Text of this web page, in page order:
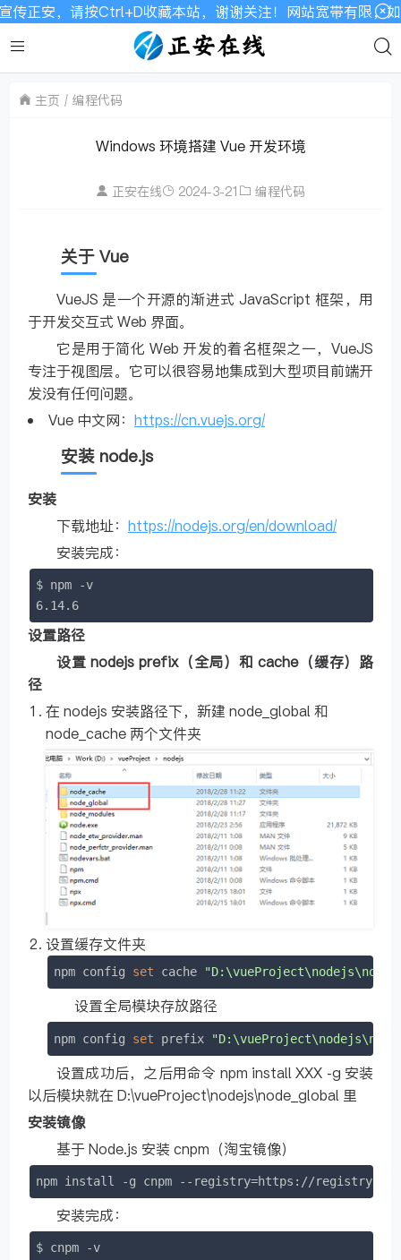
请按Ctrl+D收藏本站，谢谢关注！网站宽带有限，如显示
主页 编程代码
Windows 环境搭建 Vue 开发环境
正安在线 2024-3-21 编程代码
关于 Vue
VueJS 是一个开源的渐进式 JavaScript 框架，用
于开发交互式 Web 界面。
它是用于简化 Web 开发的着名框架之一，VueJS
专注于视图层。它可以很容易地集成到大型项目前端开
发没有任何问题。
Vue 中文网： https://cn.vuejs.org/
安装 node.js
安装
下载地址： https://nodejs.org/en/download/
安装完成：
$ npm
6.14.6
设置路径
设置 nodejs prefix（全局）和 cache（缓存）路
径
在 nodejs 安装路径下，新建 node_global 和
node_cache 两个文件夹
设置缓存文件夹
npm config set cache "D: \vueProject\nodejs\n
设置全局模块存放路径
npm config set prefix "D: \vueProject\nodejs\n
设置成功后，之后用命令 npm install XXX -g 安装
以后模块就在 D:\vueProject\nodejs\node_global 里
安装镜像
基于 Node.js 安装 cnpm（淘宝镜像）
npm install -g cnpm --registry=https://
安装完成：
$ cnpm -v